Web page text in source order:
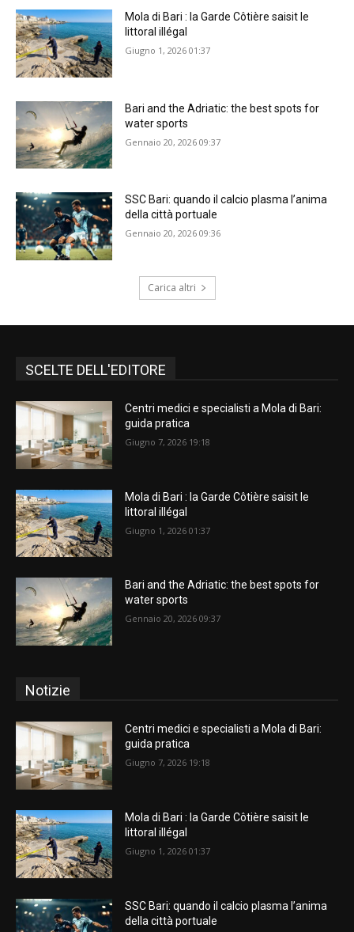
Mola di Bari : la Garde Côtière saisit le
littoral illégal
Giugno 1, 2026 01:37
Bari and the Adriatic: the best spots for
water sports
Gennaio 20, 2026 09:37
SSC Bari: quando il calcio plasma l’anima
della città portuale
Gennaio 20, 2026 09:36
Carica altri
SCELTE DELL'EDITORE
Centri medici e specialisti a Mola di Bari:
guida pratica
Giugno 7, 2026 19:18
Mola di Bari : la Garde Côtière saisit le
littoral illégal
Giugno 1, 2026 01:37
Bari and the Adriatic: the best spots for
water sports
Gennaio 20, 2026 09:37
Notizie
Centri medici e specialisti a Mola di Bari:
guida pratica
Giugno 7, 2026 19:18
Mola di Bari : la Garde Côtière saisit le
littoral illégal
Giugno 1, 2026 01:37
SSC Bari: quando il calcio plasma l’anima
della città portuale